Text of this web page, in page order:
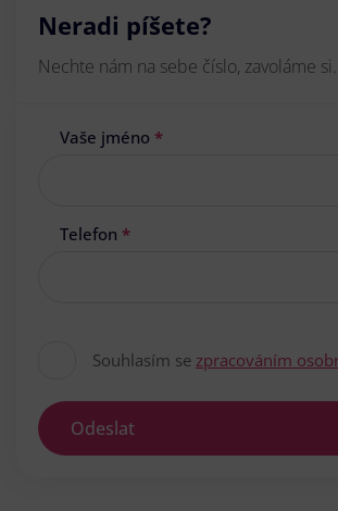
Neradi píšete?
Nechte nám na sebe číslo, zavoláme si.
Vaše jméno *
Telefon *
Souhlasím se zpracováním
Odeslat